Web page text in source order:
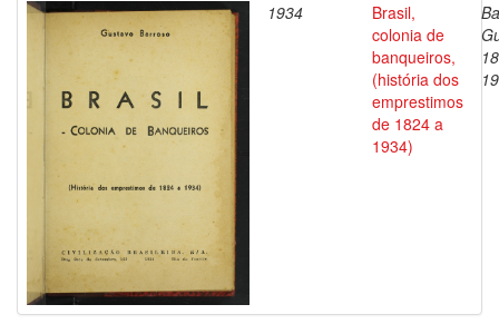
1934
Brasil,
colonia de
banqueiros,
(história dos
emprestimos
de 1824 a
1934)